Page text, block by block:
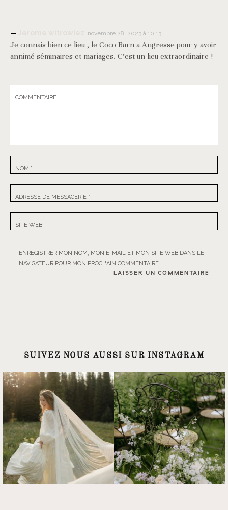
novembre 28, 2023 à 10:13
Je connais bien ce lieu , le Coco Barn a Angresse pour y avoir
annimé séminaires et mariages. C’est un lieu extraordinaire !
COMMENTAIRE
NOM *
ADRESSE DE MESSAGERIE *
SITE WEB
ENREGISTRER MON NOM, MON E-MAIL ET MON SITE WEB DANS LE
NAVIGATEUR POUR MON PROCHAIN COMMENTAIRE.
SUIVEZ NOUS AUSSI SUR INSTAGRAM